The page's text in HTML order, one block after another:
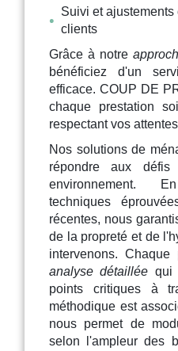
Suivi et
clients
Grâce à notre
bénéficiez d'un
efficace. COUP DE
chaque prestation
respectant vos
Nos solutions de
répondre aux
environnement.
techniques
récentes, nous
de la propreté et de
intervenons.
analyse détaillée qui
points critiques à
méthodique est
nous permet de
selon l'ampleur des